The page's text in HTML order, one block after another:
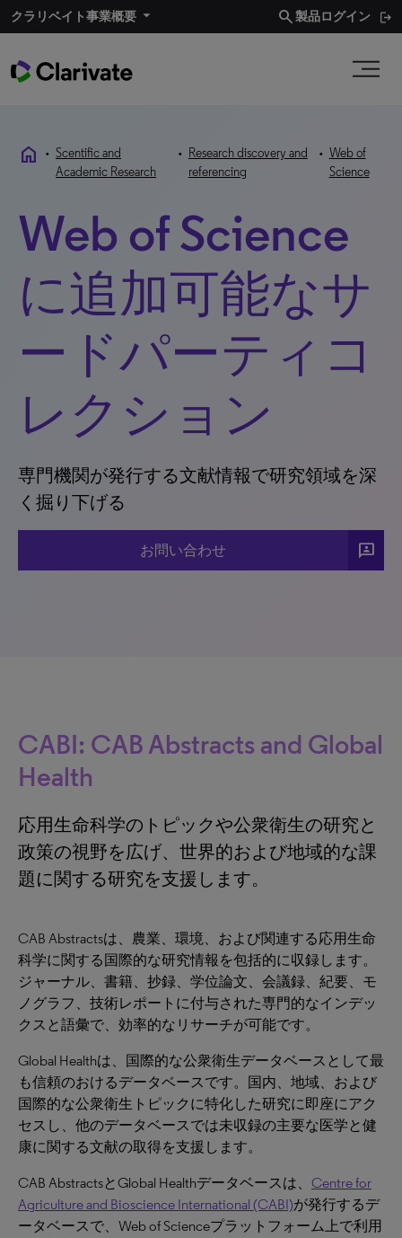
クラリベイト事業概要​ search製品ログイン
home • Scentific and
Academic Research
•Research discovery and
referencing
•Web of
Science
Web of Science
に追加可能なサ
ードパーティコ
レクション
専門機関が発行する文献情報で研究領域を深
く掘り下げる
お問い合わせ 3P
CABI: CAB Abstracts and Global
Health
応用生命科学のトピックや公衆衛生の研究と
政策の視野を広げ、世界的および地域的な課
題に関する研究を支援します。
CAB Abstractsは、農業、環境、および関連する応用生命
科学に関する国際的な研究情報を包括的に収録します。
ジャーナル、書籍、抄録、学位論文、会議録、紀要、モ
ノグラフ、技術レポートに付与された専門的なインデッ
クスと語彙で、効率的なリサーチが可能です。
Global Healthは、国際的な公衆衛生データベースとして最
も信頼のおけるデータベースです。国内、地域、および
国際的な公衆衛生トピックに特化した研究に即座にアク
セスし、他のデータベースでは未収録の主要な医学と健
康に関する文献の取得を支援します。
CAB AbstractsとGlobal Healthデータベースは、 Centre for
Agriculture and Bioscience International (CABI)が発行するデ
ータベースで、Web of Scienceプラットフォーム上で利用